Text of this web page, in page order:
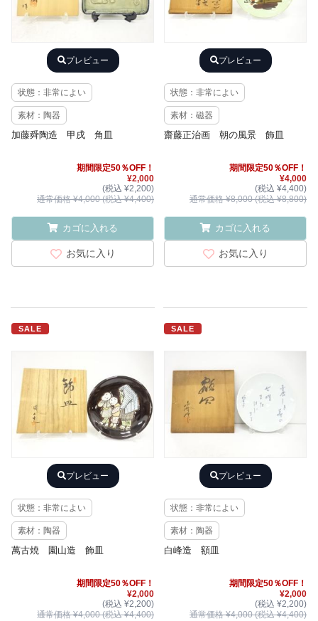
プレビュー
状態：非常によい
素材：陶器
加藤舜陶造 甲戌 角皿
期間限定50％OFF！
¥2,000
(税込 ¥2,200)
通常価格 ¥4,000 (税込 ¥4,400)
カゴに入れる
お気に入り
プレビュー
状態：非常によい
素材：磁器
齋藤正治画 朝の風景 飾皿
期間限定50％OFF！
¥4,000
(税込 ¥4,400)
通常価格 ¥8,000 (税込 ¥8,800)
カゴに入れる
お気に入り
SALE
プレビュー
状態：非常によい
素材：陶器
萬古焼 園山造 飾皿
期間限定50％OFF！
¥2,000
(税込 ¥2,200)
通常価格 ¥4,000 (税込 ¥4,400)
SALE
プレビュー
状態：非常によい
素材：陶器
白峰造 額皿
期間限定50％OFF！
¥2,000
(税込 ¥2,200)
通常価格 ¥4,000 (税込 ¥4,400)